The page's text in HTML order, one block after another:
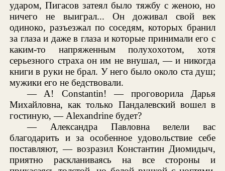
ударом, Пигасов затеял было тяжбу с женою, но
ничего не выиграл... Он доживал свой век
одиноко, разъезжал по соседям, которых бранил
за глаза и даже в глаза и которые принимали его с
каким-то напряженным полухохотом, хотя
серьезного страха он им не внушал, — и никогда
книги в руки не брал. У него было около ста душ;
мужики его не бедствовали.
— A! Constantin! — проговорила Дарья
Михайловна, как только Пандалевский вошел в
гостиную, — Alexandrine будет?
— Александра Павловна велели вас
благодарить и за особенное удовольствие себе
поставляют, — возразил Константин Диомидыч,
приятно раскланиваясь на все стороны и